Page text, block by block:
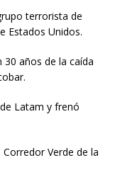
terrorista de
Estados Unidos.
años de la caída
Latam y frenó
Verde de la